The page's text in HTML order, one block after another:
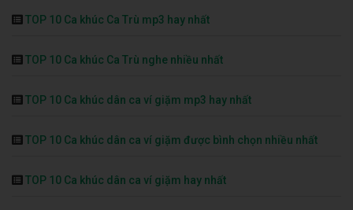
TOP 10 Ca khúc Ca Trù mp3 hay nhất
TOP 10 Ca khúc Ca Trù nghe nhiều nhất
TOP 10 Ca khúc dân ca ví giặm mp3 hay nhất
TOP 10 Ca khúc dân ca ví giặm được bình chọn nhiều nhất
TOP 10 Ca khúc dân ca ví giặm hay nhất